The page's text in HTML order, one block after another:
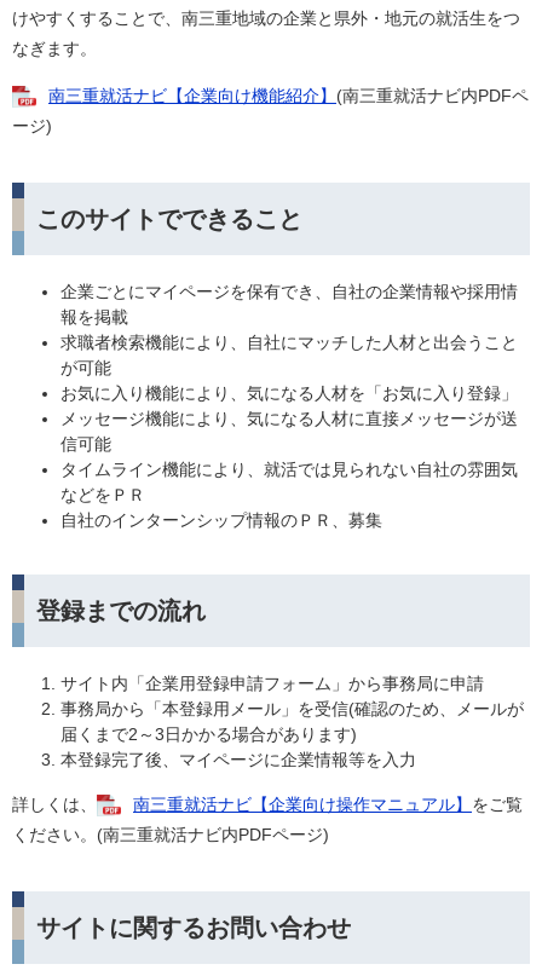
けやすくすることで、南三重地域の企業と県外・地元の就活生をつ
なぎます。
南三重就活ナビ【企業向け機能紹介】 (南三重就活ナビ内PDFペ
ージ)
このサイトでできること
企業ごとにマイページを保有でき、自社の企業情報や採用情
報を掲載
求職者検索機能により、自社にマッチした人材と出会うこと
が可能
お気に入り機能により、気になる人材を「お気に入り登録」
メッセージ機能により、気になる人材に直接メッセージが送
信可能
タイムライン機能により、就活では見られない自社の雰囲気
などをＰＲ
自社のインターンシップ情報のＰＲ、募集
登録までの流れ
サイト内「企業用登録申請フォーム」から事務局に申請
事務局から「本登録用メール」を受信(確認のため、メールが
届くまで2～3日かかる場合があります)
本登録完了後、マイページに企業情報等を入力
詳しくは、 南三重就活ナビ【企業向け操作マニュアル】 をご覧
ください。(南三重就活ナビ内PDFページ)
サイトに関するお問い合わせ